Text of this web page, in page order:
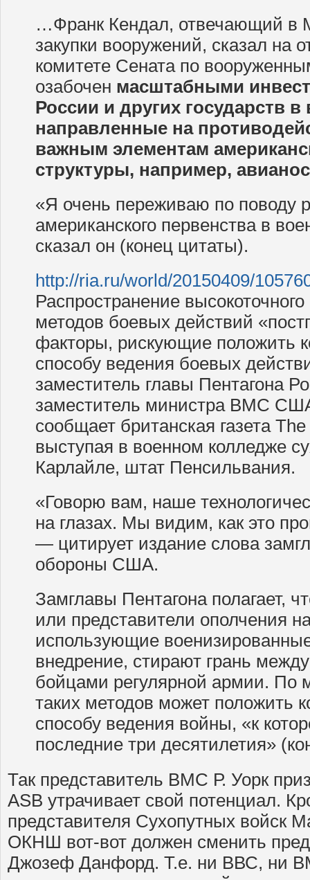
…Франк Кендал, отвечающий
закупки вооружений, сказал на
комитете Сената по
озабочен масштабными
России и других государств
направленные на
важным элементам
структуры, например,
«Я очень переживаю по поводу
американского первенства в
сказал он (конец цитаты).
http://ria.ru/world/20150409/
Распространение
методов боевых действий
факторы, рискующие положить
способу ведения боевых
заместитель главы Пентагона
заместитель министра ВМС
сообщает британская газета
выступая в военном колледже
Карлайле, штат Пенсильвания.
«Говорю вам, наше
на глазах. Мы видим, как это
— цитирует издание слова
обороны США.
Замглавы Пентагона полагает,
или представители ополчения
использующие
внедрение, стирают грань
бойцами регулярной армии. По
таких методов может положить
способу ведения войны, «к
последние три десятилетия»
Так представитель ВМС Р. Уорк
ASB утрачивает свой потенциал.
представителя Сухопутных войск
ОКНШ вот-вот должен сменить
Джозеф Данфорд. Т.е. ни ВВС, ни